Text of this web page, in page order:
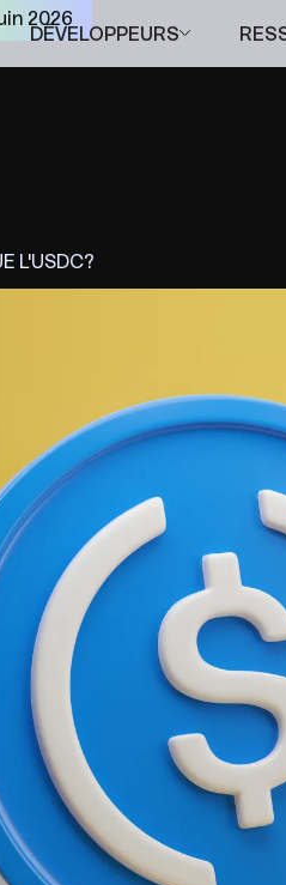
2026
DÉVELOPPEURS
L'USDC?